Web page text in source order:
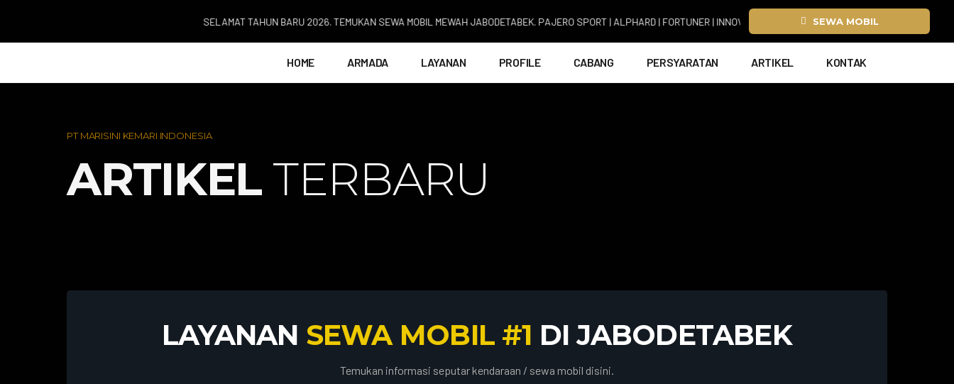
SELAMAT TAHUN BARU 2026. TEMUKAN SEWA MOBIL MEWAH JABODETABEK. PAJERO SPORT | ALPHARD | FORTUNER | INNOVA ZENIX | HIACE SEWA MOBIL
HOME ARMADA LAYANAN PROFILE CABANG PERSYARATAN ARTIKEL KONTAK
PT MARISINI KEMARI INDONESIA
ARTIKEL TERBARU
LAYANAN SEWA MOBIL #1 DI JABODETABEK
Temukan informasi seputar kendaraan / sewa mobil disini.